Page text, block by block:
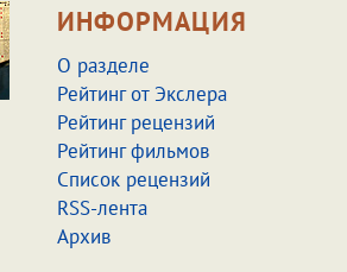
ИНФОРМАЦИЯ
О разделе
Рейтинг от Экслера
Рейтинг рецензий
Рейтинг фильмов
Список рецензий
RSS-лента
Архив